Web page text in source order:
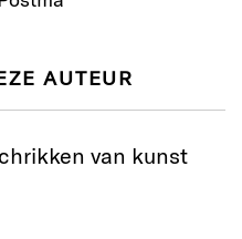
AUTEUR
van kunst